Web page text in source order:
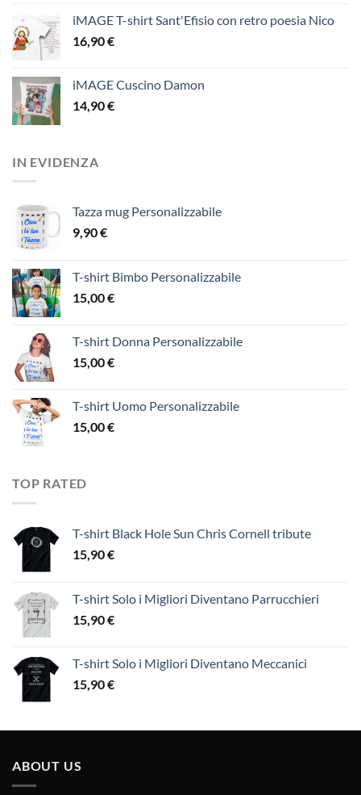
iMAGE T-shirt Sant'Efisio con retro poesia Nico
16,90€
iMAGE Cuscino Damon
14,90€
IN EVIDENZA
Tazza mug Personalizzabile
9,90€
T-shirt Bimbo Personalizzabile
15,00€
T-shirt Donna Personalizzabile
15,00€
T-shirt Uomo Personalizzabile
15,00€
TOP RATED
T-shirt Black Hole Sun Chris Cornell tribute
15,90€
T-shirt Solo i Migliori Diventano Parrucchieri
15,90€
T-shirt Solo i Migliori Diventano Meccanici
15,90€
ABOUT US